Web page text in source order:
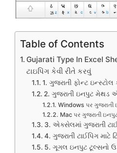
Table of Contents
Gujarati Type In Excel
ટાઇપિંગ કેવી રીતે કરવું
1. ગુજરાતી ફોન્ટ ઇન્સ્ટોલ
2. ગુજરાતી ઇનપુટ મેથડ
Windows પર
Mac પર ગુજરાતી
3. એક્સેલમાં ગુજરાતી
4. ગુજરાતી ટાઈપિંગ માટે
5. ગૂગલ ઇનપુટ ટૂલ્સનો